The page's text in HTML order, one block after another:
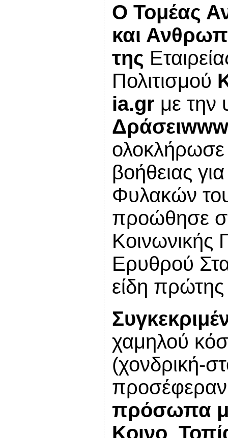
Ο Τομέας
και
της
Πολιτισμού
ia.gr με την
Δράσειwww
βοήθειας
Φυλακών
προώθησε
Κοινωνικής
Ερυθρού
είδη
χαμηλού
(χονδρική-
πρόσωπα